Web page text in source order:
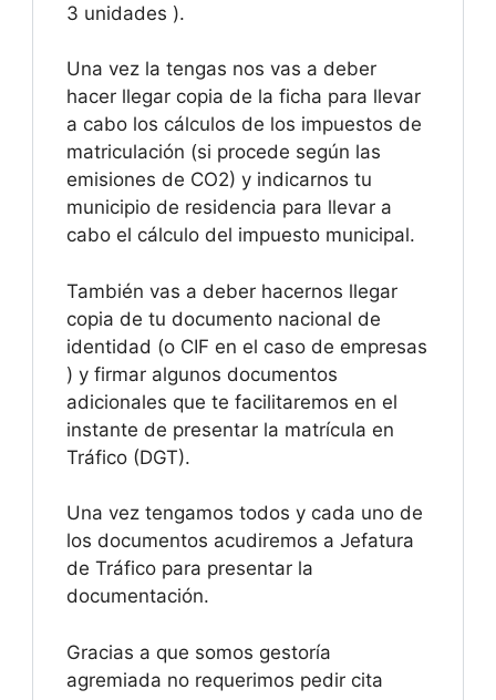
3 unidades ).
Una vez la tengas nos vas a deber
hacer llegar copia de la ficha para llevar
a cabo los cálculos de los impuestos de
matriculación (si procede según las
emisiones de CO2) y indicarnos tu
municipio de residencia para llevar a
cabo el cálculo del impuesto municipal.
También vas a deber hacernos llegar
copia de tu documento nacional de
identidad (o CIF en el caso de empresas
) y firmar algunos documentos
adicionales que te facilitaremos en el
instante de presentar la matrícula en
Tráfico (DGT).
Una vez tengamos todos y cada uno de
los documentos acudiremos a Jefatura
de Tráfico para presentar la
documentación.
Gracias a que somos gestoría
agremiada no requerimos pedir cita